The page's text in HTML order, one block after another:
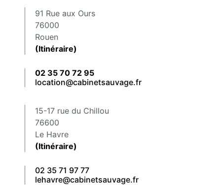
91 Rue aux Ours
76000
Rouen
(Itinéraire)
02 35 70 72 95
location@cabinetsauvage.fr
15-17 rue du Chillou
76600
Le Havre
(Itinéraire)
02 35 71 97 77
lehavre@cabinetsauvage.fr